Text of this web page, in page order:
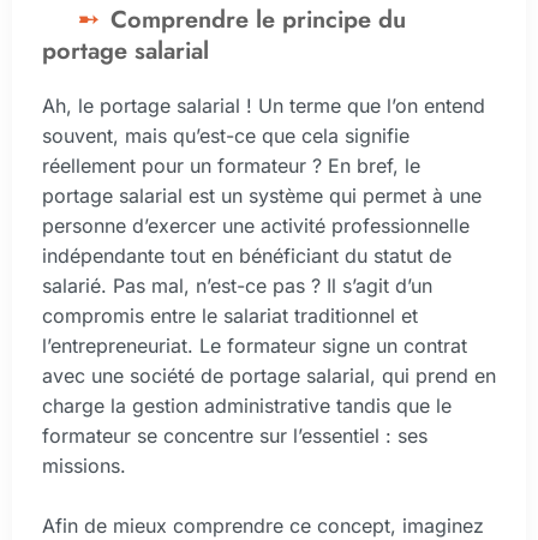
Comprendre le principe du
portage salarial
Ah, le portage salarial ! Un terme que l’on entend
souvent, mais qu’est-ce que cela signifie
réellement pour un formateur ? En bref, le
portage salarial est un système qui permet à une
personne d’exercer une activité professionnelle
indépendante tout en bénéficiant du statut de
salarié. Pas mal, n’est-ce pas ? Il s’agit d’un
compromis entre le salariat traditionnel et
l’entrepreneuriat. Le formateur signe un contrat
avec une société de portage salarial, qui prend en
charge la gestion administrative tandis que le
formateur se concentre sur l’essentiel : ses
missions.
Afin de mieux comprendre ce concept, imaginez